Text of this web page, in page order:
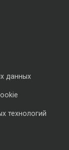
данных
технологий